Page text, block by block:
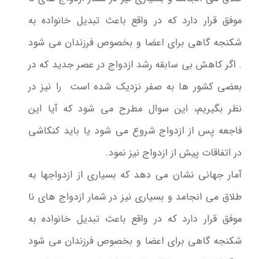
موفق قرار دارد که در واقع باعث تبدیل خانواده به
شکنجه گاهی برای اعضا و بخصوص فرزندان می شود
. اگر کاهش بی سابقه رشد ازدواج در عصر جدید که در
بعضی کشور ها به صفر نزدیک شده است را نیز در
نظر بگیریم، این سوال مطرح می شود که آیا این
فاجعه پس از ازدواج شروع می شود یا باید کنکاشی
در اتفاقات پیش از ازدواج نیز نمود.
آمار جهانی نشان می دهد که بسیاری از ازدواجها به
طلاق می انجامد و بسیاری نیز در شمار ازدواج های نا
موفق قرار دارد که در واقع باعث تبدیل خانواده به
شکنجه گاهی برای اعضا و بخصوص فرزندان می شود